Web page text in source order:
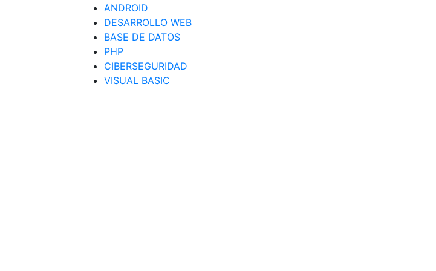
ANDROID
DESARROLLO WEB
BASE DE DATOS
PHP
CIBERSEGURIDAD
VISUAL BASIC